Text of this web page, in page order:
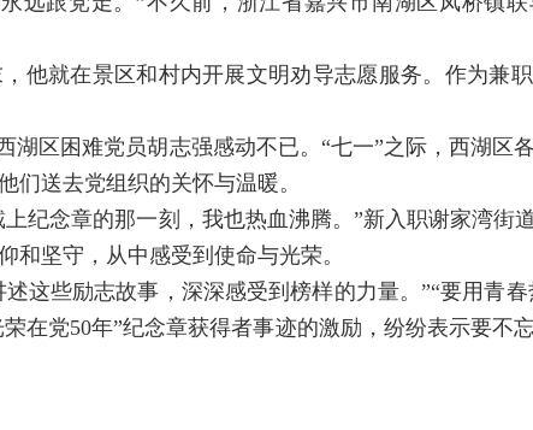
他就在景区和村内开展文明劝导志愿服务。作为兼
湖区困难党员胡志强感动不已。“七一”之际，西湖区
们送去党组织的关怀与温暖。
纪念章的那一刻，我也热血沸腾。”新入职谢家湾街
和坚守，从中感受到使命与光荣。
这些励志故事，深深感受到榜样的力量。”“要用青春
在党50年”纪念章获得者事迹的激励，纷纷表示要不